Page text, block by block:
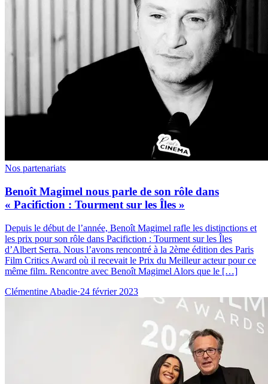
Nos partenariats
Benoît Magimel nous parle de son rôle dans
« Pacifiction : Tourment sur les Îles »
Depuis le début de l’année, Benoît Magimel rafle les distinctions et
les prix pour son rôle dans Pacifiction : Tourment sur les Îles
d’Albert Serra. Nous l’avons rencontré à la 2ème édition des Paris
Film Critics Award où il recevait le Prix du Meilleur acteur pour ce
même film. Rencontre avec Benoît Magimel Alors que le […]
Clémentine Abadie·24 février 2023